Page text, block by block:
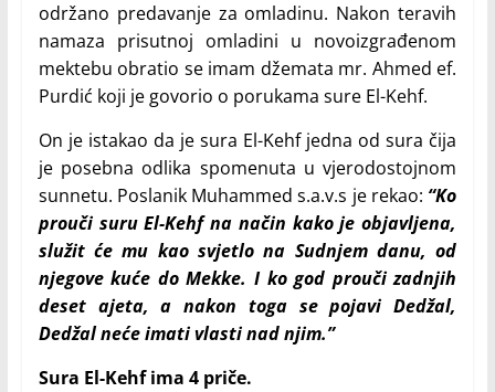
održano predavanje za omladinu. Nakon teravih
namaza prisutnoj omladini u novoizgrađenom
mektebu obratio se imam džemata mr. Ahmed ef.
Purdić koji je govorio o porukama sure El-Kehf.
On je istakao da je sura El-Kehf jedna od sura čija
je posebna odlika spomenuta u vjerodostojnom
sunnetu. Poslanik Muhammed s.a.v.s je rekao: “Ko
prouči suru El-Kehf na način kako je objavljena,
služit će mu kao svjetlo na Sudnjem danu, od
njegove kuće do Mekke. I ko god prouči zadnjih
deset ajeta, a nakon toga se pojavi Dedžal,
Dedžal neće imati vlasti nad njim.”
Sura El-Kehf ima 4 priče.